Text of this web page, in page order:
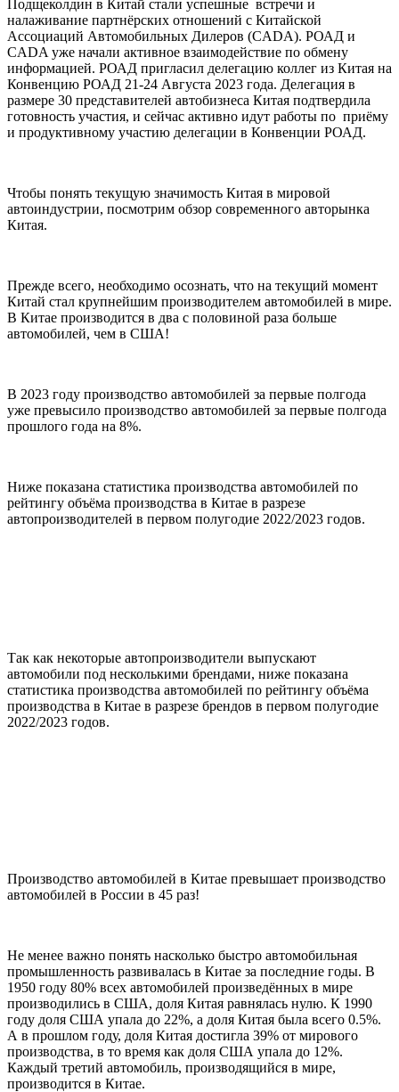
Подщеколдин в Китай стали успешные встречи и
налаживание партнёрских отношений с Китайской
Ассоциаций Автомобильных Дилеров (CADA). РОАД и
CADA уже начали активное взаимодействие по обмену
информацией. РОАД пригласил делегацию коллег из Китая на
Конвенцию РОАД 21-24 Августа 2023 года. Делегация в
размере 30 представителей автобизнеса Китая подтвердила
готовность участия, и сейчас активно идут работы по приёму
и продуктивному участию делегации в Конвенции РОАД.
Чтобы понять текущую значимость Китая в мировой
автоиндустрии, посмотрим обзор современного авторынка
Китая.
Прежде всего, необходимо осознать, что на текущий момент
Китай стал крупнейшим производителем автомобилей в мире.
В Китае производится в два с половиной раза больше
автомобилей, чем в США!
В 2023 году производство автомобилей за первые полгода
уже превысило производство автомобилей за первые полгода
прошлого года на 8%.
Ниже показана статистика производства автомобилей по
рейтингу объёма производства в Китае в разрезе
автопроизводителей в первом полугодие 2022/2023 годов.
Так как некоторые автопроизводители выпускают
автомобили под несколькими брендами, ниже показана
статистика производства автомобилей по рейтингу объёма
производства в Китае в разрезе брендов в первом полугодие
2022/2023 годов.
Производство автомобилей в Китае превышает производство
автомобилей в России в 45 раз!
Не менее важно понять насколько быстро автомобильная
промышленность развивалась в Китае за последние годы. В
1950 году 80% всех автомобилей произведённых в мире
производились в США, доля Китая равнялась нулю. К 1990
году доля США упала до 22%, а доля Китая была всего 0.5%.
А в прошлом году, доля Китая достигла 39% от мирового
производства, в то время как доля США упала до 12%.
Каждый третий автомобиль, производящийся в мире,
производится в Китае.